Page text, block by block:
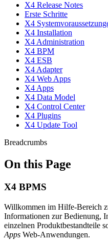
X4 Release Notes
Erste Schritte
X4
X4 Installation
X4 Administration
X4 BPM
X4 ESB
X4 Adapter
X4 Web Apps
X4 Apps
X4 Data Model
X4 Control Center
X4 Plugins
X4 Update Tool
Breadcrumbs
On this Page
X4 BPMS
Willkommen im Hilfe-Bereich
Informationen zur Bedienung,
einzelnen Produktbestandteile
Apps Web-Anwendungen.